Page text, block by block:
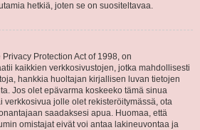
hetkiä, joten se on suositeltavaa.
Protection Act of 1998, on
kaikkien verkkosivustojen, jotka mahdollisesti
hankkia huoltajan kirjallisen luvan tietojen
Jos olet epävarma koskeeko tämä sinua
verkkosivua jolle olet rekisteröitymässä, ota
saadaksesi apua. Huomaa, että
omistajat eivät voi antaa lakineuvontaa ja